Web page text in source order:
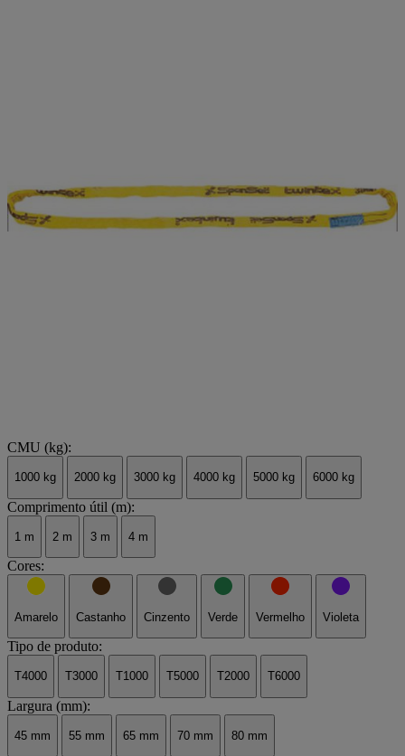
CMU (kg):
1000 kg 2000 kg 3000 kg 4000 kg 5000 kg 6000 kg
Comprimento útil (m):
1 m 2 m 3 m 4 m
Cores:
Amarelo Castanho Cinzento Verde Vermelho Violeta
Tipo de produto:
T4000 T3000 T1000 T5000 T2000 T6000
Largura (mm):
45 mm 55 mm 65 mm 70 mm 80 mm